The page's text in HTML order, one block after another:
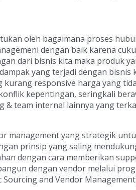
oleh bagaimana proses
dengan baik karena
dari bisnis kita maka produk
yang terjadi dengan bisnis
kurang responsive harga yang
kepentingan, seringkali
team internal lainnya yang
management yang strategik
prinsip yang saling
dengan cara memberikan
dengan vendor melalui
and Vendor